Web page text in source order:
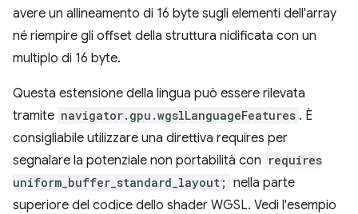
avere un allineamento di 16 byte sugli elementi dell'array
né riempire gli offset della struttura nidificata con un
multiplo di 16 byte.
Questa estensione della lingua può essere rilevata
tramite navigator.gpu.wgslLanguageFeatures . È
consigliabile utilizzare una direttiva requires per
segnalare la potenziale non portabilità con requires
uniform_buffer_standard_layout; nella parte
superiore del codice dello shader WGSL. Vedi l'esempio